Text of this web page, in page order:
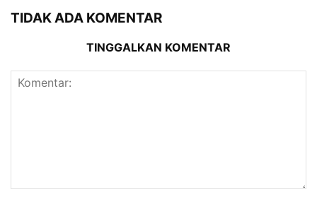
TIDAK ADA KOMENTAR
TINGGALKAN KOMENTAR